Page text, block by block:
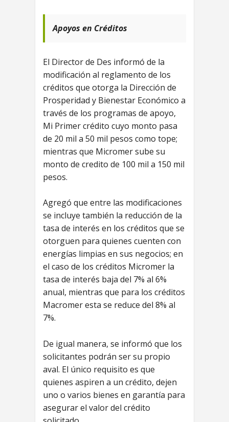
Apoyos en Créditos
El Director de Des informó de la
modificación al reglamento de los
créditos que otorga la Dirección de
Prosperidad y Bienestar Económico a
través de los programas de apoyo,
Mi Primer crédito cuyo monto pasa
de 20 mil a 50 mil pesos como tope;
mientras que Micromer sube su
monto de credito de 100 mil a 150 mil
pesos.
Agregó que entre las modificaciones
se incluye también la reducción de la
tasa de interés en los créditos que se
otorguen para quienes cuenten con
energías limpias en sus negocios; en
el caso de los créditos Micromer la
tasa de interés baja del 7% al 6%
anual, mientras que para los créditos
Macromer esta se reduce del 8% al
7%.
De igual manera, se informó que los
solicitantes podrán ser su propio
aval. El único requisito es que
quienes aspiren a un crédito, dejen
uno o varios bienes en garantía para
asegurar el valor del crédito